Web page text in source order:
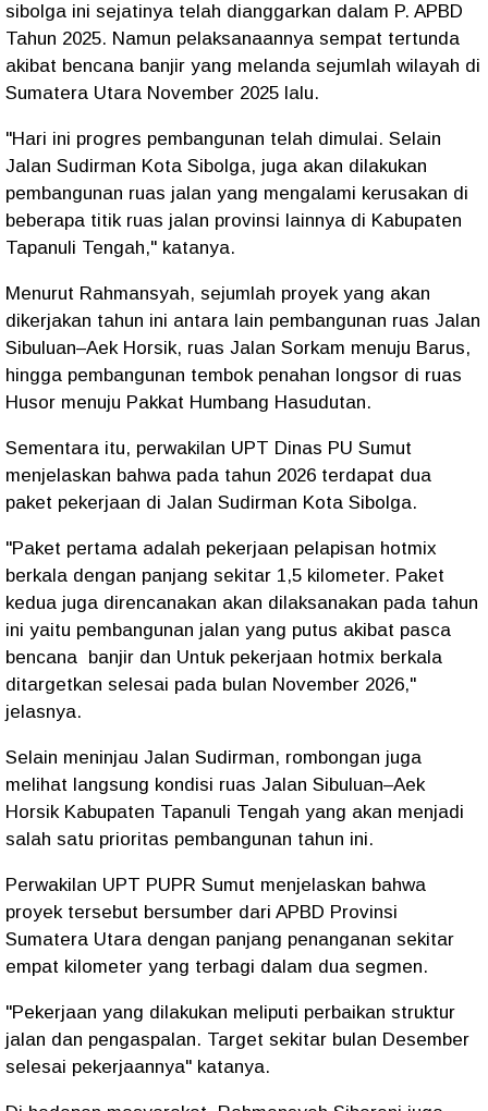
sibolga ini sejatinya telah dianggarkan dalam P. APBD
Tahun 2025. Namun pelaksanaannya sempat tertunda
akibat bencana banjir yang melanda sejumlah wilayah di
Sumatera Utara November 2025 lalu.
"Hari ini progres pembangunan telah dimulai. Selain
Jalan Sudirman Kota Sibolga, juga akan dilakukan
pembangunan ruas jalan yang mengalami kerusakan di
beberapa titik ruas jalan provinsi lainnya di Kabupaten
Tapanuli Tengah," katanya.
Menurut Rahmansyah, sejumlah proyek yang akan
dikerjakan tahun ini antara lain pembangunan ruas Jalan
Sibuluan–Aek Horsik, ruas Jalan Sorkam menuju Barus,
hingga pembangunan tembok penahan longsor di ruas
Husor menuju Pakkat Humbang Hasudutan.
Sementara itu, perwakilan UPT Dinas PU Sumut
menjelaskan bahwa pada tahun 2026 terdapat dua
paket pekerjaan di Jalan Sudirman Kota Sibolga.
"Paket pertama adalah pekerjaan pelapisan hotmix
berkala dengan panjang sekitar 1,5 kilometer. Paket
kedua juga direncanakan akan dilaksanakan pada tahun
ini yaitu pembangunan jalan yang putus akibat pasca
bencana banjir dan Untuk pekerjaan hotmix berkala
ditargetkan selesai pada bulan November 2026,"
jelasnya.
Selain meninjau Jalan Sudirman, rombongan juga
melihat langsung kondisi ruas Jalan Sibuluan–Aek
Horsik Kabupaten Tapanuli Tengah yang akan menjadi
salah satu prioritas pembangunan tahun ini.
Perwakilan UPT PUPR Sumut menjelaskan bahwa
proyek tersebut bersumber dari APBD Provinsi
Sumatera Utara dengan panjang penanganan sekitar
empat kilometer yang terbagi dalam dua segmen.
"Pekerjaan yang dilakukan meliputi perbaikan struktur
jalan dan pengaspalan. Target sekitar bulan Desember
selesai pekerjaannya" katanya.